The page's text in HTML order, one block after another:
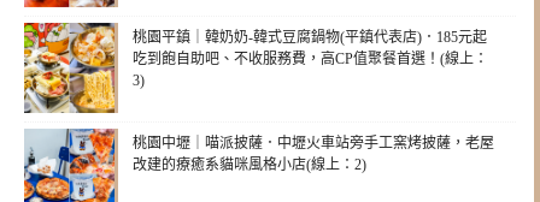
桃園平鎮｜韓奶奶-韓式豆腐鍋物(平鎮代表店)．185元起
吃到飽自助吧、不收服務費，高CP值聚餐首選！(線上：
3)
桃園中壢｜喵派披薩．中壢火車站旁手工窯烤披薩，老屋
改建的療癒系貓咪風格小店(線上：2)